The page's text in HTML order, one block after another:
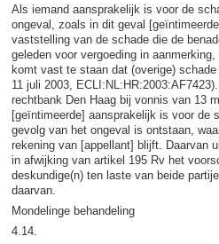
Als iemand aansprakelijk is voor de
ongeval, zoals in dit geval
vaststelling van de schade die de
geleden voor vergoeding in
komt vast te staan dat (overige)
11 juli 2003,
rechtbank Den Haag bij vonnis van 13
[geïntimeerde] aansprakelijk is voor de
gevolg van het ongeval is ontstaan,
rekening van [appellant] blijft. Daarvan
in afwijking van artikel 195 Rv het
deskundige(n) ten laste van beide
daarvan.
Mondelinge behandeling
4.14.